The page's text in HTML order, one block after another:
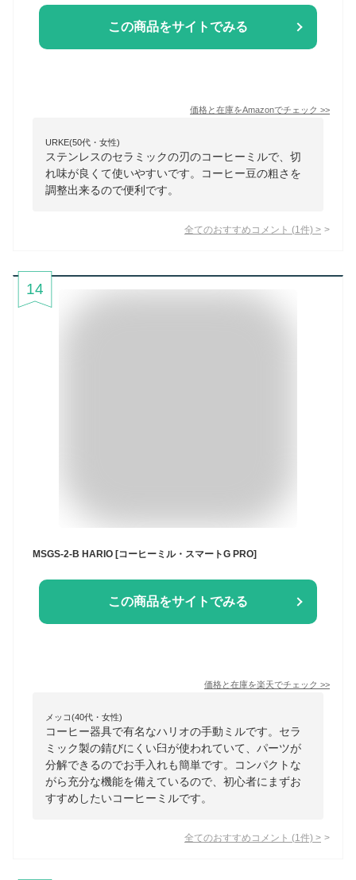
この商品をサイトでみる
価格と在庫をAmazonでチェック >>
URKE(50代・女性)
ステンレスのセラミックの刃のコーヒーミルで、切
れ味が良くて使いやすいです。コーヒー豆の粗さを
調整出来るので便利です。
全てのおすすめコメント (1 件) >
14
MSGS-2-B HARIO [コーヒーミル・スマートG PRO]
この商品をサイトでみる
価格と在庫を楽天でチェック >>
メッコ(40代・女性)
コーヒー器具で有名なハリオの手動ミルです。セラ
ミック製の錆びにくい臼が使われていて、パーツが
分解できるのでお手入れも簡単です。コンパクトな
がら充分な機能を備えているので、初心者にまずお
すすめしたいコーヒーミルです。
全てのおすすめコメント (1 件) >